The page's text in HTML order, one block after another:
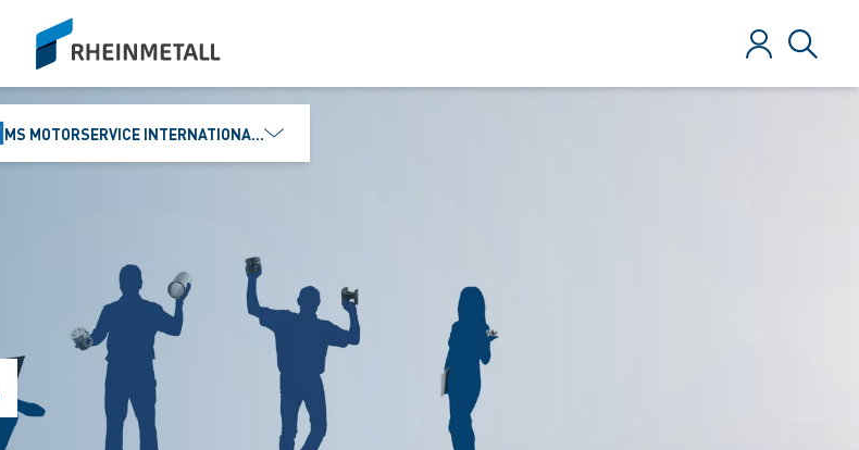
siteLogo
Anmelden
Suche
MS MOTORSERVICE INTERNATIONAL GMBH